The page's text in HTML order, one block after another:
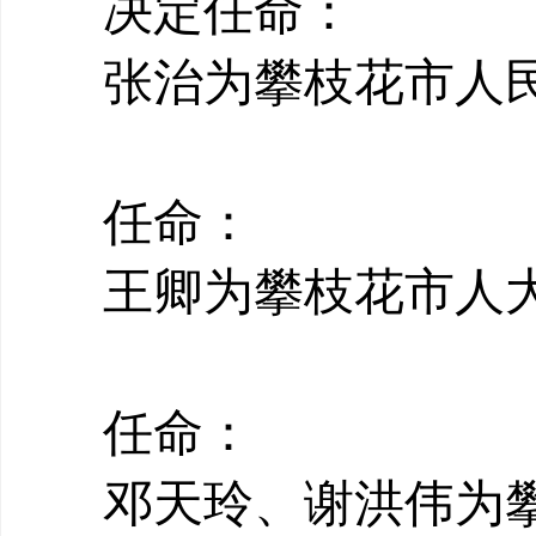
决定任命：
张治为攀枝花市人
任命：
王卿为攀枝花市人
任命：
邓天玲、谢洪伟为